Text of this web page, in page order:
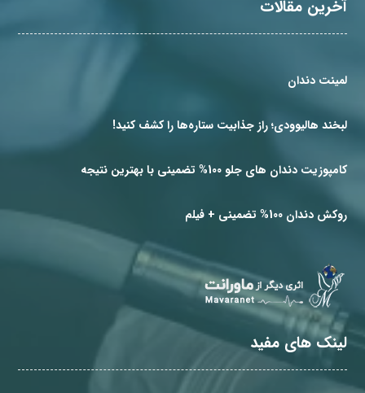
آخرین مقالات
لمینت دندان
لبخند هالیوودی؛ راز جذابیت ستاره‌ها را کشف کنید!
کامپوزیت دندان های جلو 100% تضمینی با بهترین نتیجه
روکش دندان 100% تضمینی + فیلم
لینک های مفید